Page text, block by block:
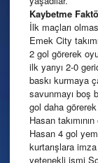
Kaybetme
İlk maçları
Emek City
2 gol görerek
ilk yarıyı 2-0
baskı kurmaya
savunmayı boş
gol daha
Hasan
Hasan 4 gol
kurtarışlara
yetenekli ismi